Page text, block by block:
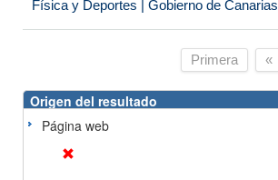
Física y Deportes | Gobierno de Canarias
Primera «
Origen del resultado
Página web